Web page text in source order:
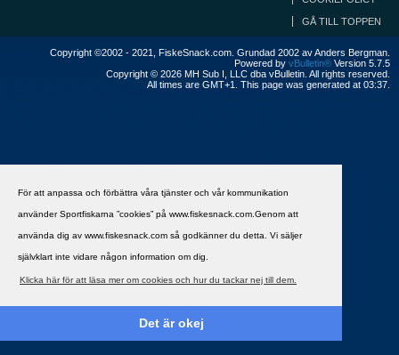
För att anpassa och förbättra våra tjänster och vår kommunikation
använder Sportfiskarna ”cookies” på www.fiskesnack.com.Genom att
använda dig av www.fiskesnack.com så godkänner du detta. Vi säljer
självklart inte vidare någon information om dig.
Klicka här för att läsa mer om cookies och hur du tackar nej till dem.
Det är okej
GÅ TILL TOPPEN
Copyright ©2002 - 2021, FiskeSnack.com. Grundad 2002 av Anders Bergman.
Powered by vBulletin® Version 5.7.5
Copyright © 2026 MH Sub I, LLC dba vBulletin. All rights reserved.
All times are GMT+1. This page was generated at 03:37.